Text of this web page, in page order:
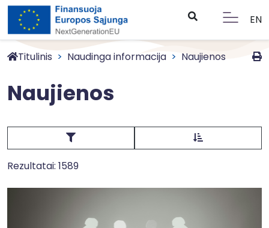
EN
Titulinis Naudinga informacija Naujienos
Naujienos
Rezultatai: 1589